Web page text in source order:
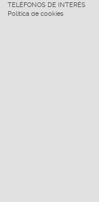
TELÉFONOS DE INTERÉS
Política de cookies